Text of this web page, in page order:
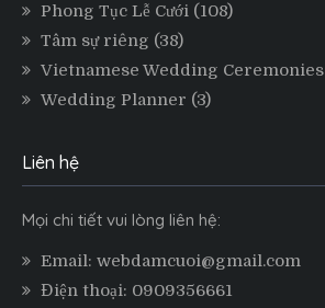
Phong Tục Lễ Cưới (108)
Tâm sự riêng (38)
Vietnamese Wedding Ceremonies
Wedding Planner (3)
Liên hệ
Mọi chi tiết vui lòng liên hệ:
Email: webdamcuoi@gmail.com
Điện thoại: 0909356661